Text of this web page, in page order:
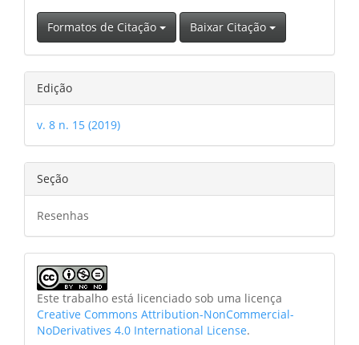
Formatos de Citação Baixar Citação
Edição
v. 8 n. 15 (2019)
Seção
Resenhas
Este trabalho está licenciado sob uma licença
Creative Commons Attribution-NonCommercial-
NoDerivatives 4.0 International License.